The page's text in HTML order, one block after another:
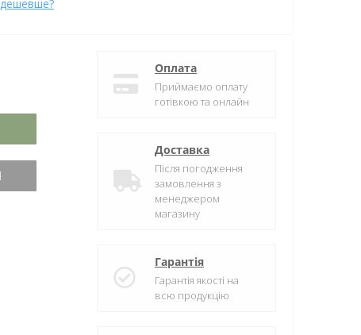
Оплата
Приймаємо оплату
готівкою та онлайн
Доставка
Після погодження
замовлення з
менеджером
магазину
Гарантія
Гарантія якості на
всю продукцію